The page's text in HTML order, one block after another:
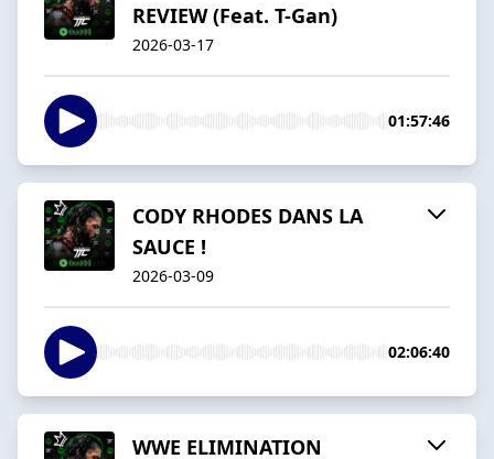
REVIEW (Feat. T-Gan)
2026-03-17
01:57:46
CODY RHODES DANS LA
SAUCE !
2026-03-09
02:06:40
WWE ELIMINATION